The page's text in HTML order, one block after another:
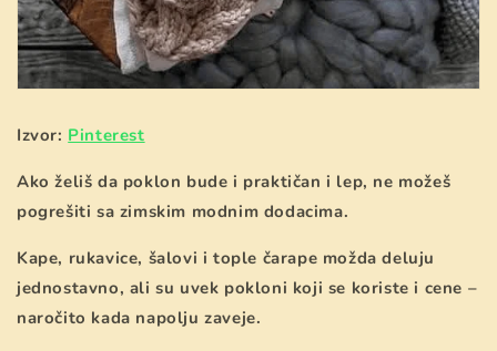
Izvor: Pinterest
Ako želiš da poklon bude i praktičan i lep, ne možeš
pogrešiti sa zimskim modnim dodacima.
Kape, rukavice, šalovi i tople čarape možda deluju
jednostavno, ali su uvek pokloni koji se koriste i cene –
naročito kada napolju zaveje.